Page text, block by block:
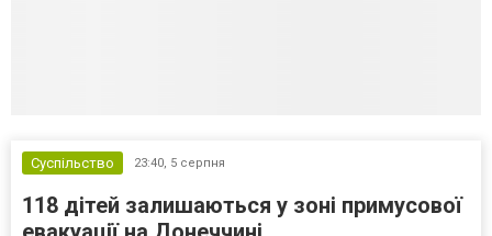
Суспільство 23:40, 5 серпня
118 дітей залишаються у зоні примусової